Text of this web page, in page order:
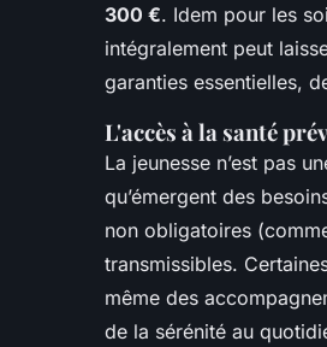
300 €. Idem pour les
intégralement peut
garanties essentielles,
L'accès à la santé
La jeunesse n’est pas
qu’émergent des
non obligatoires
transmissibles.
même des
de la sérénité au